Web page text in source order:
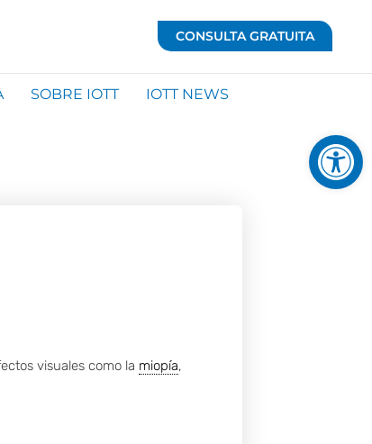
Abrir
CONSULTA GRATUITA
SOBRE IOTT IOTT NEWS
visuales como la miopía,